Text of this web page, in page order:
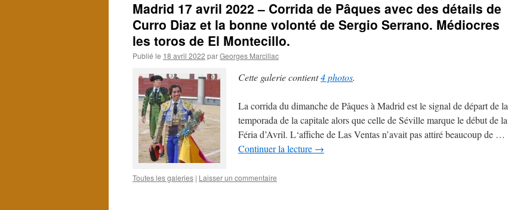
Madrid 17 avril 2022 – Corrida de Pâques avec des détails de
Curro Diaz et la bonne volonté de Sergio Serrano. Médiocres
les toros de El Montecillo.
Publié le 18 avril 2022 parGeorges Marcillac
Cette galerie contient4 photos.
La corrida du dimanche de Pâques à Madrid est le signal de départ de la
temporada de la capitale alors que celle de Séville marque le début de la
Féria d’Avril. L‘affiche de Las Ventas n’avait pas attiré beaucoup de …
Continuer la lecture →
Toutes les galeries | Laisser un commentaire